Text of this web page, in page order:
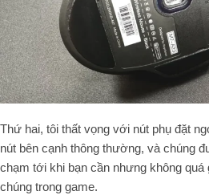
Thứ hai, tôi thất vọng với nút phụ đặt
nút bên cạnh thông thường, và chúng
chạm tới khi bạn cần nhưng không
chúng trong game.